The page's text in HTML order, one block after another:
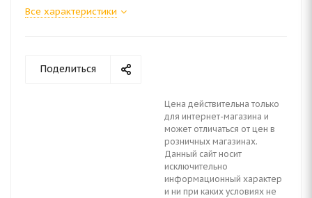
Все характеристики
Поделиться
Цена действительна только
для интернет-магазина и
может отличаться от цен в
розничных магазинах.
Данный сайт носит
исключительно
информационный характер
и ни при каких условиях не